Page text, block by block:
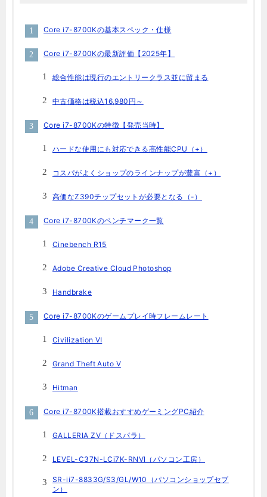
Core i7-8700Kの基本スペック・仕様
Core i7-8700Kの最新評価【2025年】
総合性能は現行のエントリークラス並に留まる
中古価格は税込16,980円～
Core i7-8700Kの特徴【発売当時】
ハードな使用にも対応できる高性能CPU（+）
コスパがよくショップのラインナップが豊富（+）
高価なZ390チップセットが必要となる（-）
Core i7-8700Kのベンチマーク一覧
Cinebench R15
Adobe Creative Cloud Photoshop
Handbrake
Core i7-8700Kのゲームプレイ時フレームレート
Civilization Ⅵ
Grand Theft Auto V
Hitman
Core i7-8700K搭載おすすめゲーミングPC紹介
GALLERIA ZV（ドスパラ）
LEVEL-C37N-LCi7K-RNVI（パソコン工房）
SR-ii7-8833G/S3/GL/W10（パソコンショップセブ
ン）